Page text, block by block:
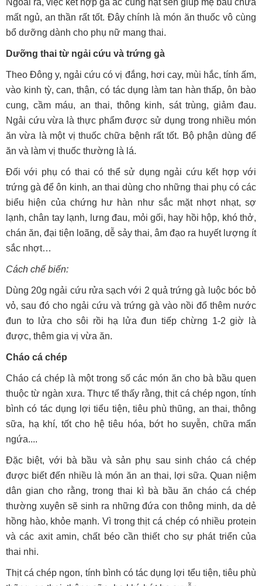
Ngoài ra, việc kết hợp gà ác cùng hạt sen giúp mẹ bầu chữa
mất ngủ, an thần rất tốt. Đây chính là món ăn thuốc vô cùng
bổ dưỡng dành cho phụ nữ mang thai.
Dưỡng thai từ ngải cứu và trứng gà
Theo Đông y, ngải cứu có vị đắng, hơi cay, mùi hắc, tính ấm,
vào kinh tỳ, can, thận, có tác dụng làm tan hàn thấp, ôn bào
cung, cầm máu, an thai, thông kinh, sát trùng, giảm đau.
Ngải cứu vừa là thực phẩm được sử dụng trong nhiều món
ăn vừa là một vị thuốc chữa bệnh rất tốt. Bộ phận dùng để
ăn và làm vị thuốc thường là lá.
Đối với phụ có thai có thể sử dụng ngải cứu kết hợp với
trứng gà để ôn kinh, an thai dùng cho những thai phụ có các
biểu hiện của chứng hư hàn như sắc mặt nhợt nhạt, sợ
lạnh, chân tay lạnh, lưng đau, mỏi gối, hay hồi hộp, khó thở,
chán ăn, đại tiện loãng, dễ sảy thai, âm đạo ra huyết lượng ít
sắc nhợt…
Cách chế biến:
Dùng 20g ngải cứu rửa sạch với 2 quả trứng gà luộc bóc bỏ
vỏ, sau đó cho ngải cứu và trứng gà vào nồi đổ thêm nước
đun to lửa cho sôi rồi hạ lửa đun tiếp chừng 1-2 giờ là
được, thêm gia vị vừa ăn.
Cháo cá chép
Cháo cá chép là một trong số các món ăn cho bà bầu quen
thuộc từ ngàn xưa. Thực tế thấy rằng, thịt cá chép ngon, tính
bình có tác dụng lợi tiểu tiện, tiêu phù thũng, an thai, thông
sữa, hạ khí, tốt cho hệ tiêu hóa, bớt ho suyễn, chữa mẩn
ngứa....
Đặc biệt, với bà bầu và sản phụ sau sinh cháo cá chép
được biết đến nhiều là món ăn an thai, lợi sữa. Quan niệm
dân gian cho rằng, trong thai kì bà bầu ăn cháo cá chép
thường xuyên sẽ sinh ra những đứa con thông minh, da dẻ
hồng hào, khỏe mạnh. Vì trong thịt cá chép có nhiều protein
và các axit amin, chất béo cần thiết cho sự phát triển của
thai nhi.
Thịt cá chép ngon, tính bình có tác dụng lợi tểu tiện, tiêu phù